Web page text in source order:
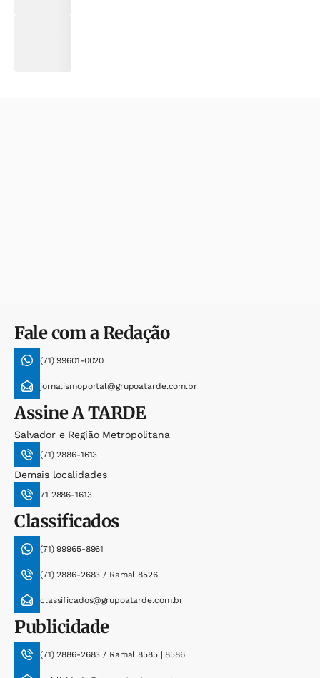
Fale com a Redação
(71) 99601-0020
jornalismoportal@grupoatarde.com.br
AssineA TARDE
Salvador e Região Metropolitana
(71) 2886-1613
Demais localidades
71 2886-1613
Classificados
(71) 99965-8961
(71) 2886-2683 / Ramal 8526
classificados@grupoatarde.com.br
Publicidade
(71) 2886-2683 / Ramal 8585 | 8586